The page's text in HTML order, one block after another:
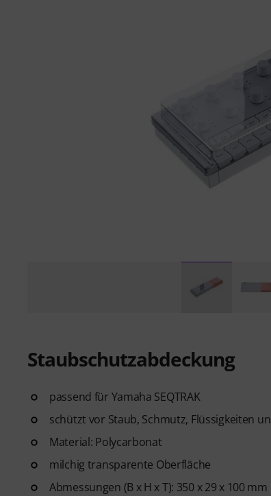
Staubschutzabdeckung
passend für Yamaha SEQTRAK
schützt vor Staub, Schmutz, Flüssigkeiten
Material: Polycarbonat
milchig transparente Oberfläche
Abmessungen (B x H x T): 350 x 29 x 100 mm